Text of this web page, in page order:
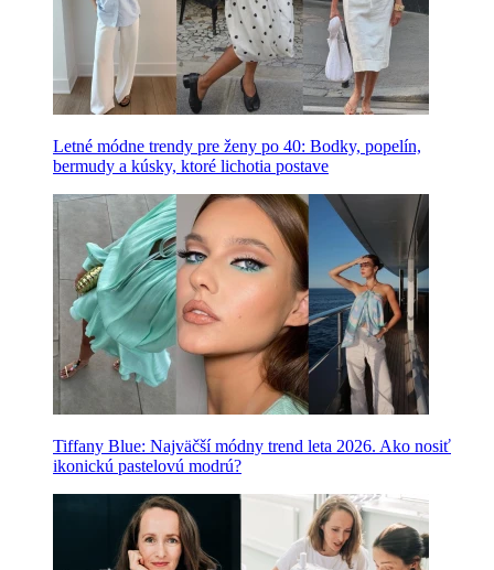
Letné módne trendy pre ženy po 40: Bodky, popelín,
bermudy a kúsky, ktoré lichotia postave
Tiffany Blue: Najväčší módny trend leta 2026. Ako nosiť
ikonickú pastelovú modrú?